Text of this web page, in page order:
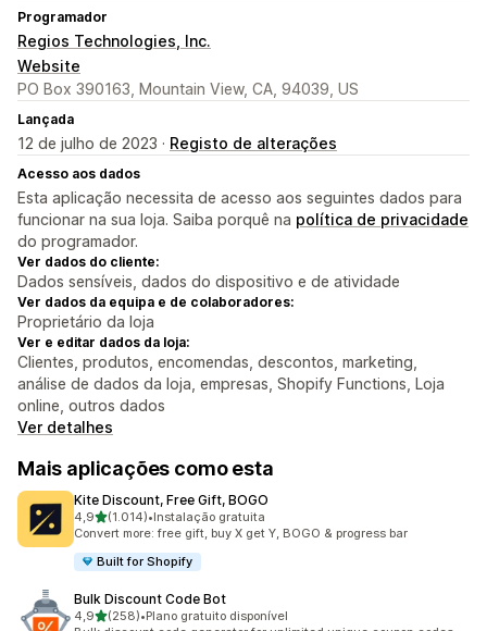
Programador
Regios Technologies, Inc.
Website
PO Box 390163, Mountain View, CA, 94039, US
Lançada
12 de julho de 2023 · Registo de alterações
Acesso aos dados
Esta aplicação necessita de acesso aos seguintes dados para
funcionar na sua loja. Saiba porquê na política de privacidade
do programador.
Ver dados do cliente:
Dados sensíveis, dados do dispositivo e de atividade
Ver dados da equipa e de colaboradores:
Proprietário da loja
Ver e editar dados da loja:
Clientes, produtos, encomendas, descontos, marketing,
análise de dados da loja, empresas, Shopify Functions, Loja
online, outros dados
Ver detalhes
Mais aplicações como esta
Kite Discount, Free Gift, BOGO
4,9de 5 estrelas
(1.014)
1014 total de avaliações
•Instalação gratuita
Convert more: free gift, buy X get Y, BOGO & progress bar
Built for Shopify
Bulk Discount Code Bot
4,9de 5 estrelas
(258)
258 total de avaliações
•Plano gratuito disponível